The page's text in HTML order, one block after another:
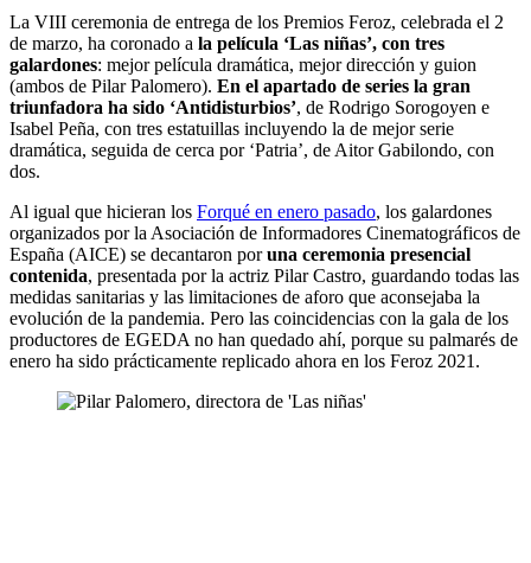
La VIII ceremonia de entrega de los Premios Feroz, celebrada el 2
de marzo, ha coronado a la película ‘Las niñas’, con tres
galardones: mejor película dramática, mejor dirección y guion
(ambos de Pilar Palomero). En el apartado de series la gran
triunfadora ha sido ‘Antidisturbios’, de Rodrigo Sorogoyen e
Isabel Peña, con tres estatuillas incluyendo la de mejor serie
dramática, seguida de cerca por ‘Patria’, de Aitor Gabilondo, con
dos.
Al igual que hicieran los Forqué en enero pasado, los galardones
organizados por la Asociación de Informadores Cinematográficos de
España (AICE) se decantaron poruna ceremonia presencial
contenida, presentada por la actriz Pilar Castro, guardando todas las
medidas sanitarias y las limitaciones de aforo que aconsejaba la
evolución de la pandemia. Pero las coincidencias con la gala de los
productores de EGEDA no han quedado ahí, porque su palmarés de
enero ha sido prácticamente replicado ahora en los Feroz 2021.